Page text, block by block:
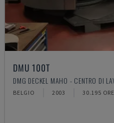
DMU 100T
DMG DECKEL MAHO - CENTRO DI
BELGIO 2003 30.195 ORE